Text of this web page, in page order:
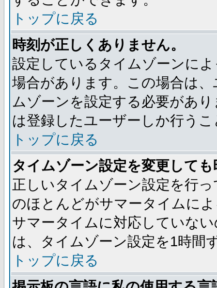
トップに戻る
時刻が正しくありません。
設定しているタイムゾーンに
場合があります。この場合は
ムゾーンを設定する必要があ
は登録したユーザーしか行う
トップに戻る
タイムゾーン設定を変更して
正しいタイムゾーン設定を行
のほとんどがサマータイムに
サマータイムに対応していな
は、タイムゾーン設定を1時間
トップに戻る